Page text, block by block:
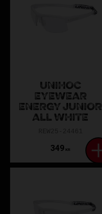
UNIHOC
EYEWEAR
ENERGY JUNIOR
ALL WHITE
349 KR